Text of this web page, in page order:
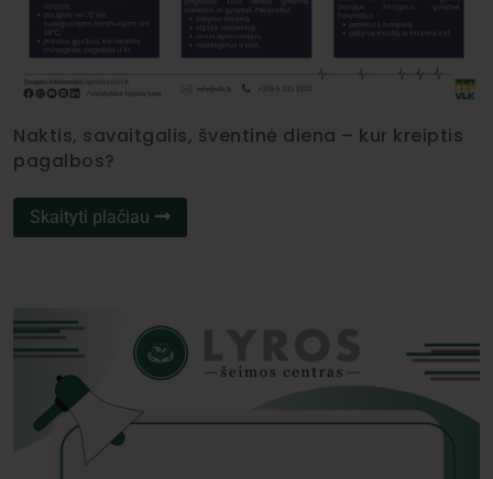
Naktis, savaitgalis, šventinė diena – kur kreiptis
pagalbos?
Skaityti plačiau